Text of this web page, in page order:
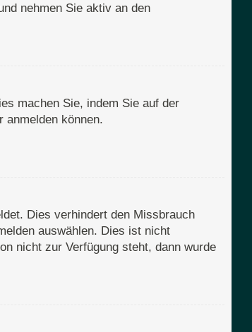
nehmen Sie aktiv an den
machen Sie, indem Sie auf der
anmelden können.
Dies verhindert den Missbrauch
auswählen. Dies ist nicht
nicht zur Verfügung steht, dann wurde